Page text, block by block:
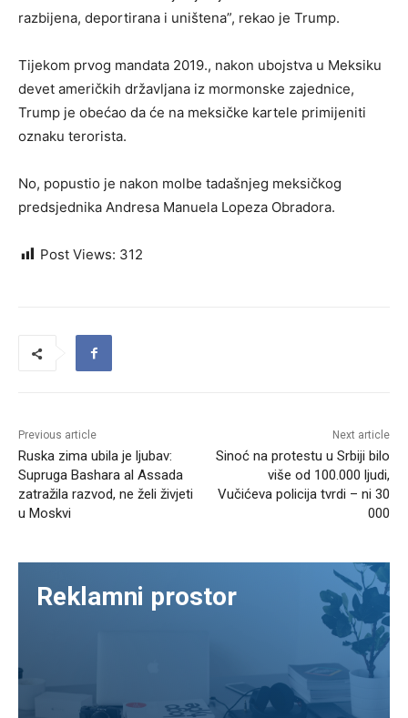
razbijena, deportirana i uništena”, rekao je Trump.
Tijekom prvog mandata 2019., nakon ubojstva u Meksiku
devet američkih državljana iz mormonske zajednice,
Trump je obećao da će na meksičke kartele primijeniti
oznaku terorista.
No, popustio je nakon molbe tadašnjeg meksičkog
predsjednika Andresa Manuela Lopeza Obradora.
Post Views: 312
Previous article
Ruska zima ubila je ljubav:
Supruga Bashara al Assada
zatražila razvod, ne želi živjeti
u Moskvi
Next article
Sinoć na protestu u Srbiji bilo
više od 100.000 ljudi,
Vučićeva policija tvrdi – ni 30
000
Reklamni prostor